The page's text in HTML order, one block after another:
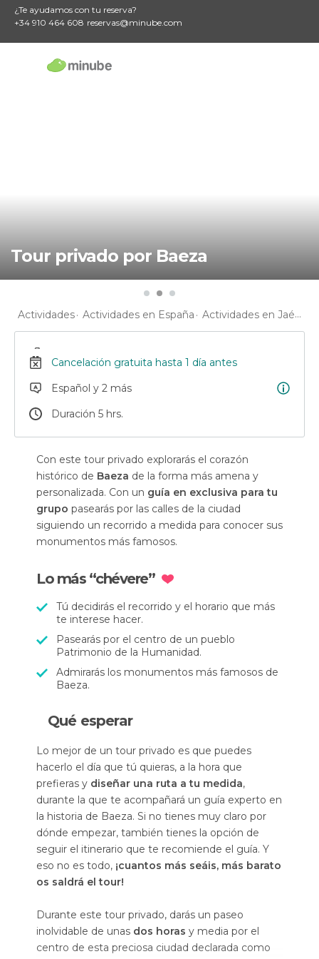
¿Te ayudamos con tu reserva?
+34 910 464 608 reservas@minube.com
Tour privado por Baeza
Actividades Actividades en España Actividades en Jaén
Cancelación gratuita hasta 1 día antes
Español y 2 más
Duración 5 hrs.
Con este tour privado explorarás el corazón
histórico de Baeza de la forma más amena y
personalizada. Con un guía en exclusiva para tu
grupo pasearás por las calles de la ciudad
siguiendo un recorrido a medida para conocer sus
monumentos más famosos.
Lo más “chévere”
Tú decidirás el recorrido y el horario que más
te interese hacer.
Pasearás por el centro de un pueblo
Patrimonio de la Humanidad.
Admirarás los monumentos más famosos de
Baeza.
Qué esperar
Lo mejor de un tour privado es que puedes
hacerlo el día que tú quieras, a la hora que
prefieras y diseñar una ruta a tu medida,
durante la que te acompañará un guía experto en
la historia de Baeza. Si no tienes muy claro por
dónde empezar, también tienes la opción de
seguir el itinerario que te recomiende el guía. Y
eso no es todo, ¡cuantos más seáis, más barato
os saldrá el tour!
Durante este tour privado, darás un paseo
inolvidable de unas dos horas y media por el
centro de esta preciosa ciudad declarada como